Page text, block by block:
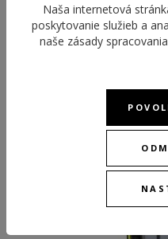
BEST
Naša internetová
poskytovanie služieb a
naše zásady